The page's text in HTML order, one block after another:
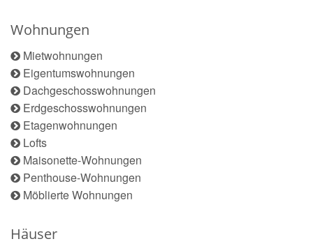
Wohnungen
Mietwohnungen
Eigentumswohnungen
Dachgeschosswohnungen
Erdgeschosswohnungen
Etagenwohnungen
Lofts
Maisonette-Wohnungen
Penthouse-Wohnungen
Möblierte Wohnungen
Häuser